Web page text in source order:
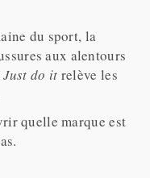
du sport, la
aux alentours
do it relève les
quelle marque est